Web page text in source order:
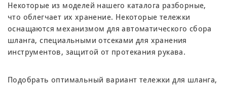
Некоторые из моделей нашего каталога разборные,
что облегчает их хранение. Некоторые тележки
оснащаются механизмом для автоматического сбора
шланга, специальными отсеками для хранения
инструментов, защитой от протекания рукава.
Подобрать оптимальный вариант тележки для шланга,